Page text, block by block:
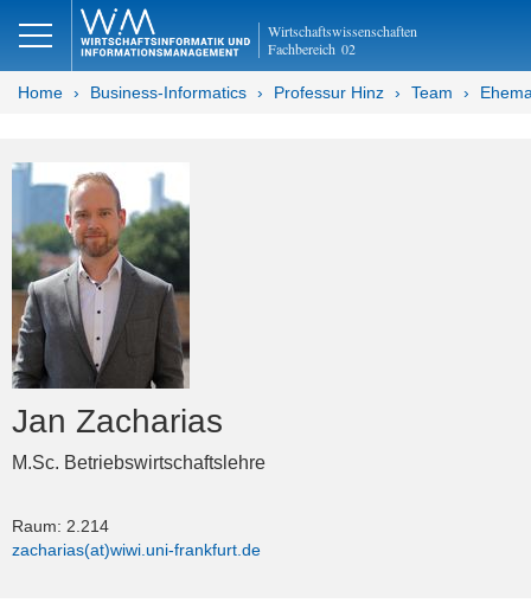
Wirtschaftswissenschaften
Fachbereich 02
Home Business-Informatics Professur Hinz Team
Jan Zacharias
M.Sc. Betriebswirtschaftslehre
Raum: 2.214
zacharias(at)wiwi.uni-frankfurt.de